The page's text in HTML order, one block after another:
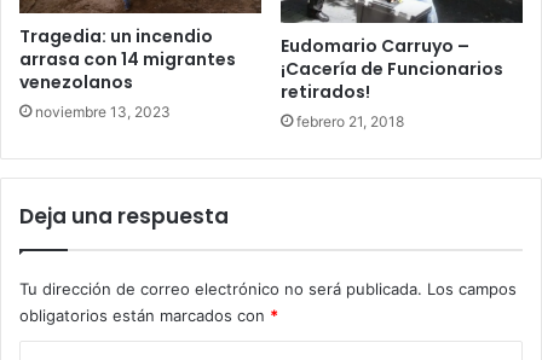
Tragedia: un incendio
arrasa con 14 migrantes
venezolanos
noviembre 13, 2023
Eudomario Carruyo –
¡Cacería de Funcionarios
retirados!
febrero 21, 2018
Deja una respuesta
Tu dirección de correo electrónico no será publicada. Los campos
obligatorios están marcados con *